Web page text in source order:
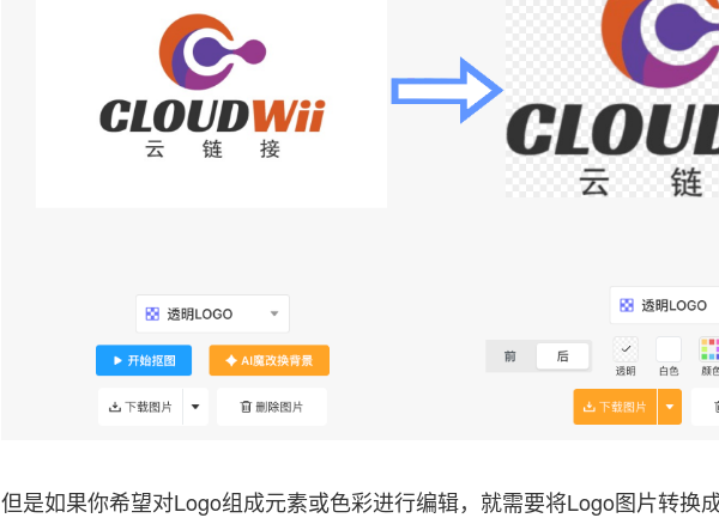
但是如果你希望对Logo组成元素或色彩进行编辑，就需要将Logo图片转换